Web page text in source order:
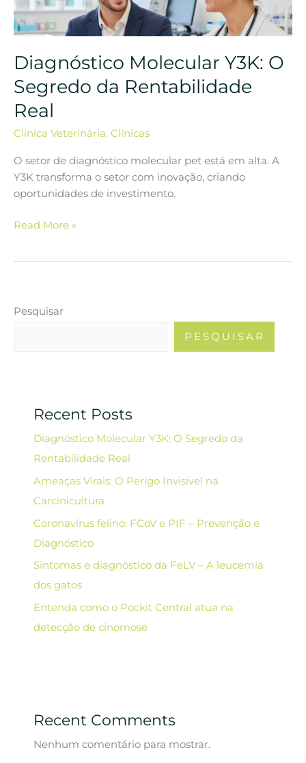
Diagnóstico Molecular Y3K: O
Segredo da Rentabilidade
Real
Clínica Veterinária, Clínicas
O setor de diagnóstico molecular pet está em alta. A
Y3K transforma o setor com inovação, criando
oportunidades de investimento.
Segredo
da
Real
Read More »
Pesquisar
PESQUISAR
Recent Posts
Diagnóstico Molecular Y3K: O Segredo da
Rentabilidade Real
Ameaças Virais: O Perigo Invisível na
Carcinicultura
Coronavírus felino: FCoV e PIF – Prevenção e
Diagnóstico
Sintomas e diagnóstico da FeLV – A leucemia
dos gatos
Entenda como o Pockit Central atua na
detecção de cinomose
Recent Comments
Nenhum comentário para mostrar.